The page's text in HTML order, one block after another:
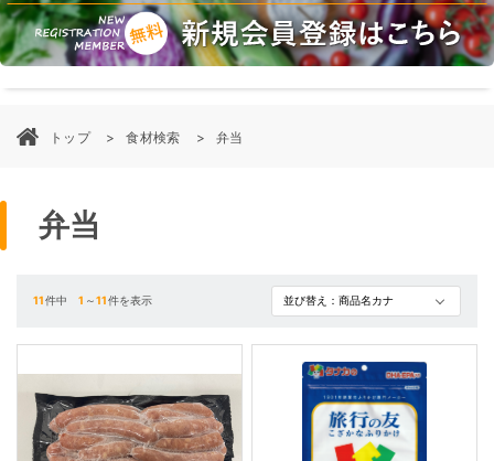
トップ 食材検索 弁当
弁当
11件中1 ～11件を表示